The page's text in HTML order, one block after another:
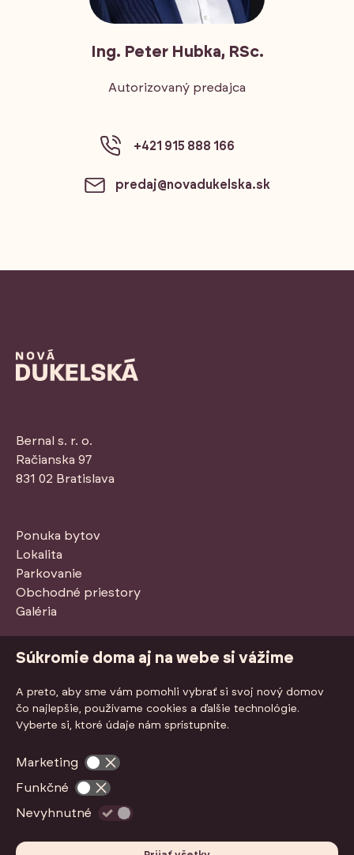
Ing. Peter Hubka, RSc.
Autorizovaný predajca
+421 915 888 166
predaj@novadukelska.sk
Bernal s. r. o.
Račianska 97
831 02 Bratislava
Ponuka bytov
Lokalita
Parkovanie
Obchodné priestory
Galéria
Stiahnuť PDF so štandardmi
Súkromie doma aj na webe si vážime
A preto, aby sme vám pomohli vybrať si svoj nový domov
čo najlepšie, používame cookies a ďalšie technológie.
Vyberte si, ktoré údaje nám sprístupníte.
Marketing
Funkčné
Nevyhnutné